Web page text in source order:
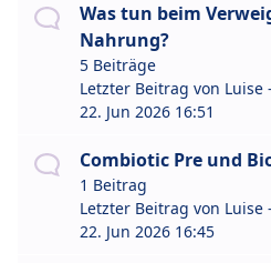
Was tun beim
Nahrung?
5 Beiträge
Letzter Beitrag von Luise
22. Jun 2026 16:51
Combiotic Pre und
1 Beitrag
Letzter Beitrag von Luise
22. Jun 2026 16:45